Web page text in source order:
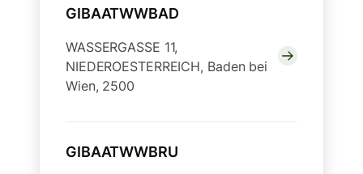
GIBAATWWBAD
WASSERGASSE 11,
NIEDEROESTERREICH, Baden bei
Wien, 2500
GIBAATWWBRU